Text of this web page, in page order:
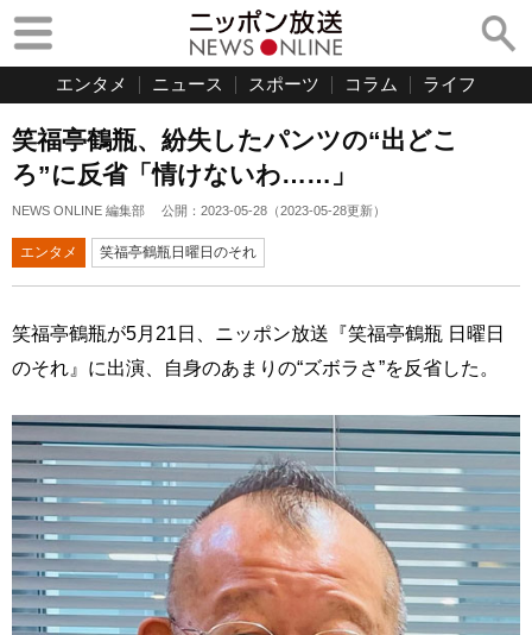
エンタメ ニュース スポーツ コラム ライフ
笑福亭鶴瓶、紛失したパンツの“出どこ
ろ”に反省「情けないわ……」
NEWS ONLINE 編集部 公開： 2023-05-28 （2023-05-28更新）
エンタメ 笑福亭鶴瓶日曜日のそれ
笑福亭鶴瓶が5月21日、ニッポン放送『笑福亭鶴瓶 日曜日
のそれ』に出演、自身のあまりの“ズボラさ”を反省した。